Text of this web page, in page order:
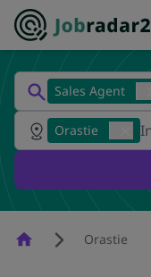
Sales Agent
Orastie
HomepageOrastie